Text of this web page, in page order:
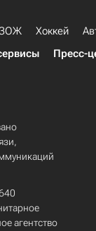
Хоккей
Пресс-
агентство